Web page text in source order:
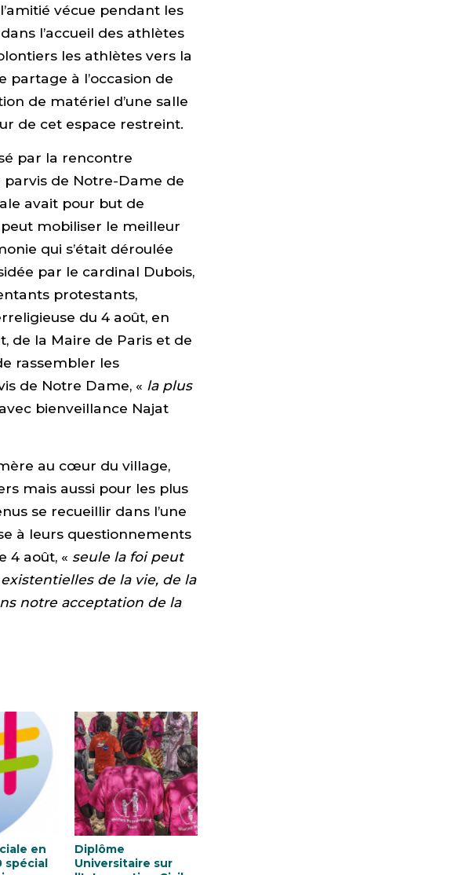
vécue pendant les
l’accueil des athlètes
les athlètes vers la
partage à l’occasion de
de matériel d’une salle
de cet espace restreint.
par la rencontre
parvis de Notre-Dame de
avait pour but de
mobiliser le meilleur
qui s’était déroulée
par le cardinal Dubois,
protestants,
du 4 août, en
de la Maire de Paris et de
rassembler les
de Notre Dame, « la plus
bienveillance Najat
au cœur du village,
mais aussi pour les plus
se recueillir dans l’une
à leurs questionnements
4 août, « seule la foi peut
de la vie, de la
notre acceptation de la
en
spécial
Diplôme
Universitaire sur